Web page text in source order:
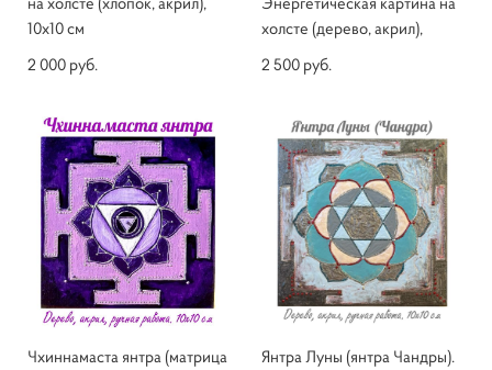
10х10 см
2 000 pуб.
холсте (дерево, акрил),
2 500 pуб.
Чхиннамаста янтра (матрица
Янтра Луны (янтра Чандры).